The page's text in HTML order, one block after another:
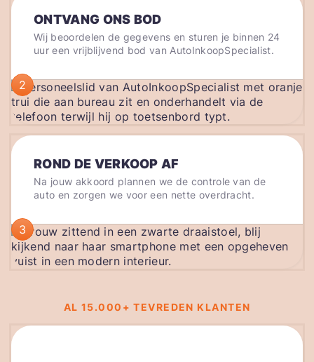
ONTVANG ONS BOD
Wij beoordelen de gegevens en sturen je binnen 24
uur een vrijblijvend bod van AutoInkoopSpecialist.
2
ROND DE VERKOOP AF
Na jouw akkoord plannen we de controle van de
auto en zorgen we voor een nette overdracht.
3
AL 15.000+ TEVREDEN KLANTEN